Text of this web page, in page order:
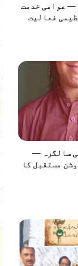
— عوامی خدمت
فعالیت
سالگرہ —
مستقبل کا